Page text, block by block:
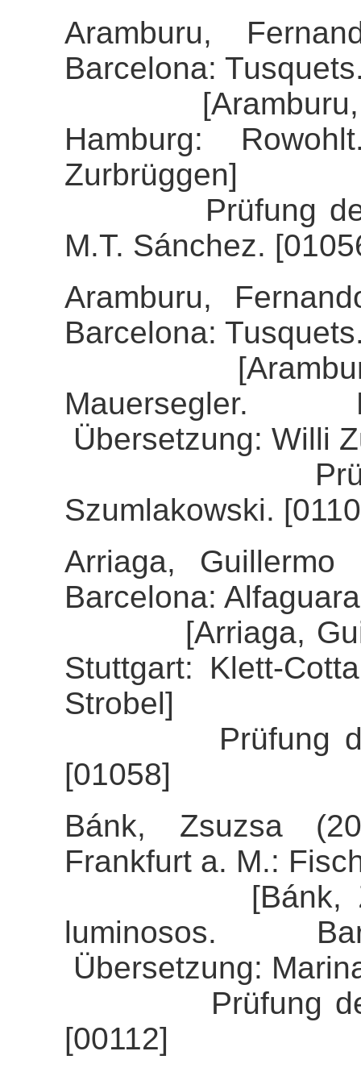
Aramburu,
Barcelona:
[Aramburu,
Hamburg:
Zurbrüggen]
Prüfung der
M.T. Sánchez.
Aramburu,
Barcelona:
[Aramburu,
Mauersegler.
Übersetzung: Willi
Prüfung
Szumlakowski.
Arriaga, Guillermo
Barcelona:
[Arriaga,
Stuttgart: Klett-
Strobel]
Prüfung der
[01058]
Bánk, Zsuzsa
Frankfurt a. M.:
[Bánk,
luminosos.
Übersetzung:
Prüfung der
[00112]